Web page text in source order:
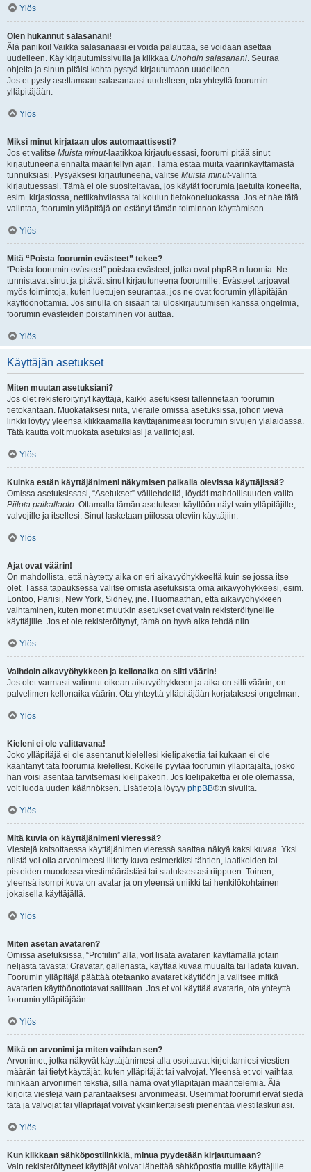
Ylös
Olen hukannut salasanani!
Älä panikoi! Vaikka salasanaasi ei voida palauttaa, se voidaan asettaa
uudelleen. Käy kirjautumissivulla ja klikkaa Unohdin salasanani. Seuraa
ohjeita ja sinun pitäisi kohta pystyä kirjautumaan uudelleen.
Jos et pysty asettamaan salasanaasi uudelleen, ota yhteyttä foorumin
ylläpitäjään.
Ylös
Miksi minut kirjataan ulos automaattisesti?
Jos et valitse Muista minut-laatikkoa kirjautuessasi, foorumi pitää sinut
kirjautuneena ennalta määritellyn ajan. Tämä estää muita väärinkäyttämästä
tunnuksiasi. Pysyäksesi kirjautuneena, valitse Muista minut-valinta
kirjautuessasi. Tämä ei ole suositeltavaa, jos käytät foorumia jaetulta koneelta,
esim. kirjastossa, nettikahvilassa tai koulun tietokoneluokassa. Jos et näe tätä
valintaa, foorumin ylläpitäjä on estänyt tämän toiminnon käyttämisen.
Ylös
Mitä “Poista foorumin evästeet” tekee?
“Poista foorumin evästeet” poistaa evästeet, jotka ovat phpBB:n luomia. Ne
tunnistavat sinut ja pitävät sinut kirjautuneena foorumille. Evästeet tarjoavat
myös toimintoja, kuten luettujen seurantaa, jos ne ovat foorumin ylläpitäjän
käyttöönottamia. Jos sinulla on sisään tai uloskirjautumisen kanssa ongelmia,
foorumin evästeiden poistaminen voi auttaa.
Ylös
Käyttäjän asetukset
Miten muutan asetuksiani?
Jos olet rekisteröitynyt käyttäjä, kaikki asetuksesi tallennetaan foorumin
tietokantaan. Muokataksesi niitä, vieraile omissa asetuksissa, johon vievä
linkki löytyy yleensä klikkaamalla käyttäjänimeäsi foorumin sivujen ylälaidassa.
Tätä kautta voit muokata asetuksiasi ja valintojasi.
Ylös
Kuinka estän käyttäjänimeni näkymisen paikalla olevissa käyttäjissä?
Omissa asetuksissasi, “Asetukset”-välilehdellä, löydät mahdollisuuden valita
Piilota paikallaolo. Ottamalla tämän asetuksen käyttöön näyt vain ylläpitäjille,
valvojille ja itsellesi. Sinut lasketaan piilossa oleviin käyttäjiin.
Ylös
Ajat ovat väärin!
On mahdollista, että näytetty aika on eri aikavyöhykkeeltä kuin se jossa itse
olet. Tässä tapauksessa valitse omista asetuksista oma aikavyöhykkeesi, esim.
Lontoo, Pariisi, New York, Sidney, jne. Huomaathan, että aikavyöhykkeen
vaihtaminen, kuten monet muutkin asetukset ovat vain rekisteröityneille
käyttäjille. Jos et ole rekisteröitynyt, tämä on hyvä aika tehdä niin.
Ylös
Vaihdoin aikavyöhykkeen ja kellonaika on silti väärin!
Jos olet varmasti valinnut oikean aikavyöhykkeen ja aika on silti väärin, on
palvelimen kellonaika väärin. Ota yhteyttä ylläpitäjään korjataksesi ongelman.
Ylös
Kieleni ei ole valittavana!
Joko ylläpitäjä ei ole asentanut kielellesi kielipakettia tai kukaan ei ole
kääntänyt tätä foorumia kielellesi. Kokeile pyytää foorumin ylläpitäjältä, josko
hän voisi asentaa tarvitsemasi kielipaketin. Jos kielipakettia ei ole olemassa,
voit luoda uuden käännöksen. Lisätietoja löytyy phpBB®:n sivuilta.
Ylös
Mitä kuvia on käyttäjänimeni vieressä?
Viestejä katsottaessa käyttäjänimen vieressä saattaa näkyä kaksi kuvaa. Yksi
niistä voi olla arvonimeesi liitetty kuva esimerkiksi tähtien, laatikoiden tai
pisteiden muodossa viestimäärästäsi tai statuksestasi riippuen. Toinen,
yleensä isompi kuva on avatar ja on yleensä uniikki tai henkilökohtainen
jokaisella käyttäjällä.
Ylös
Miten asetan avataren?
Omissa asetuksissa, “Profiilin” alla, voit lisätä avataren käyttämällä jotain
neljästä tavasta: Gravatar, galleriasta, käyttää kuvaa muualta tai ladata kuvan.
Foorumin ylläpitäjä päättää otetaanko avataret käyttöön ja valitsee mitkä
avatarien käyttöönottotavat sallitaan. Jos et voi käyttää avataria, ota yhteyttä
foorumin ylläpitäjään.
Ylös
Mikä on arvonimi ja miten vaihdan sen?
Arvonimet, jotka näkyvät käyttäjänimesi alla osoittavat kirjoittamiesi viestien
määrän tai tietyt käyttäjät, kuten ylläpitäjät tai valvojat. Yleensä et voi vaihtaa
minkään arvonimen tekstiä, sillä nämä ovat ylläpitäjän määrittelemiä. Älä
kirjoita viestejä vain parantaaksesi arvonimeäsi. Useimmat foorumit eivät siedä
tätä ja valvojat tai ylläpitäjät voivat yksinkertaisesti pienentää viestilaskuriasi.
Ylös
Kun klikkaan sähköpostilinkkiä, minua pyydetään kirjautumaan?
Vain rekisteröityneet käyttäjät voivat lähettää sähköpostia muille käyttäjille